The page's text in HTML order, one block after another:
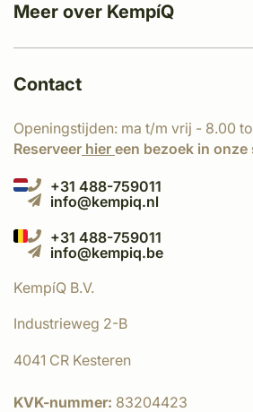
Meer over KempíQ
Contact
Openingstijden: ma t/m vrij - 8.00
Reserveer hier een bezoek in
+31 488-759011
info@kempiq.nl
+31 488-759011
info@kempiq.be
KempíQ B.V.
Industrieweg 2-B
4041 CR Kesteren
KVK-nummer: 83204423